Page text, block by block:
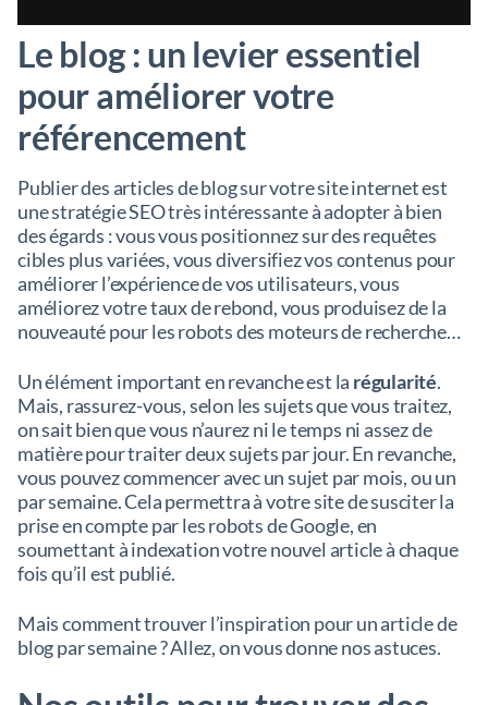
Le blog : un levier essentiel
pour améliorer votre
référencement
Publier des articles de blog sur votre site internet est
une stratégie SEO très intéressante à adopter à bien
des égards : vous vous positionnez sur des requêtes
cibles plus variées, vous diversifiez vos contenus pour
améliorer l’expérience de vos utilisateurs, vous
améliorez votre taux de rebond, vous produisez de la
nouveauté pour les robots des moteurs de recherche…
Un élément important en revanche est la régularité.
Mais, rassurez-vous, selon les sujets que vous traitez,
on sait bien que vous n’aurez ni le temps ni assez de
matière pour traiter deux sujets par jour. En revanche,
vous pouvez commencer avec un sujet par mois, ou un
par semaine. Cela permettra à votre site de susciter la
prise en compte par les robots de Google, en
soumettant à indexation votre nouvel article à chaque
fois qu’il est publié.
Mais comment trouver l’inspiration pour un article de
blog par semaine ? Allez, on vous donne nos astuces.